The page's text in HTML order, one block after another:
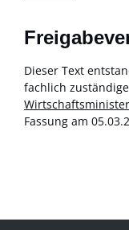
Dieser Text
fachlich
Fassung am